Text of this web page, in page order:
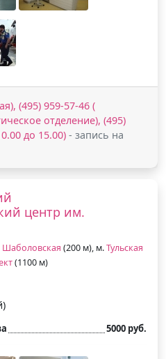
(495) 959-57-46 (
отделение), (495)
до 15.00) - запись на
центр им.
Шаболовская (200 м), м.Тульская
(1100 м)
5000 руб.